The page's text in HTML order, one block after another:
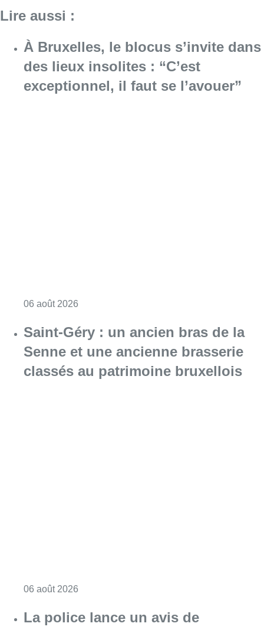
Lire aussi :
À Bruxelles, le blocus s’invite dans
des lieux insolites : “C’est
exceptionnel, il faut se l’avouer”
06 août 2026
Saint-Géry : un ancien bras de la
Senne et une ancienne brasserie
classés au patrimoine bruxellois
06 août 2026
La police lance un avis de